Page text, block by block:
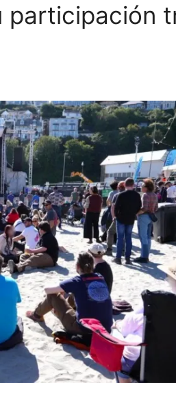
participación